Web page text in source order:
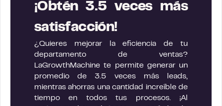
¡Obtén 3.5 veces más
satisfacción!
¿Quieres mejorar la eficiencia de tu
departamento de ventas?
LaGrowthMachine te permite generar un
promedio de 3.5 veces más leads,
mientras ahorras una cantidad increíble de
tiempo en todos tus procesos. ¡Al